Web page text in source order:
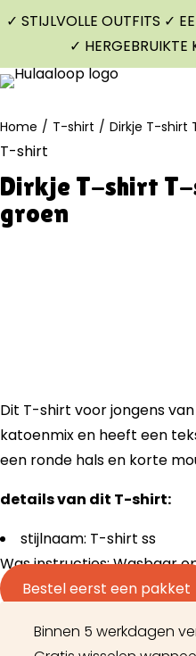
✓ STIJLVOLLE OUTFITS ✓
✓ HERGEBRUIKTE
Home / T-shirt / Dirkje T-shirt
T-shirt
Dirkje T-shirt T-
groen
Dit T-shirt voor jongens
katoenmix en heeft een
een ronde hals en korte
details van dit T-shirt:
stijlnaam: T-shirt ss
Was instructies: Wasbaar
Bestel eerst een pakket
Binnen 5 werkdagen